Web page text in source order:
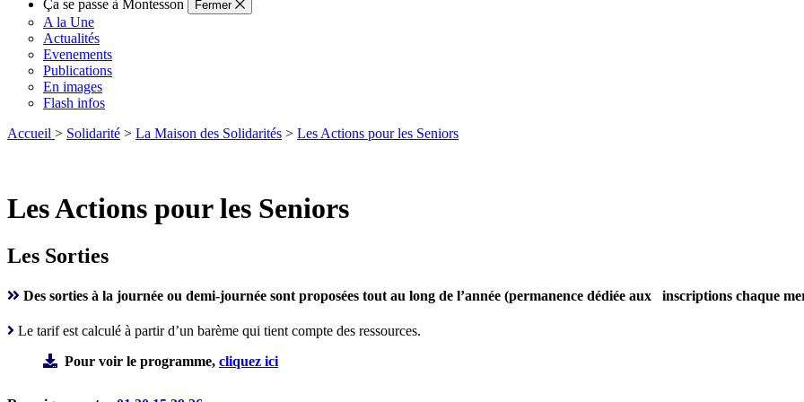
Ça se passe à Montesson
Fermer
A la Une
Actualités
Evenements
Publications
En images
Flash infos
Accueil > Solidarité > La Maison des Solidarités > Les Actions pour les Seniors
Les Actions pour les Seniors
Les Sorties
Des sorties à la journée ou demi-journée sont proposées tout au long de l’année (permanence dédiée aux inscriptions chaque
Le tarif est calculé à partir d’un barème qui tient compte des ressources.
Pour voir le programme, cliquez ici